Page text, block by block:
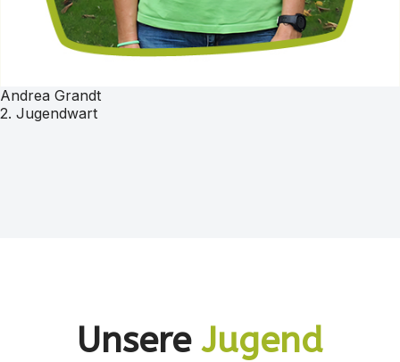
Andrea Grandt
2. Jugendwart
UnsereJugend